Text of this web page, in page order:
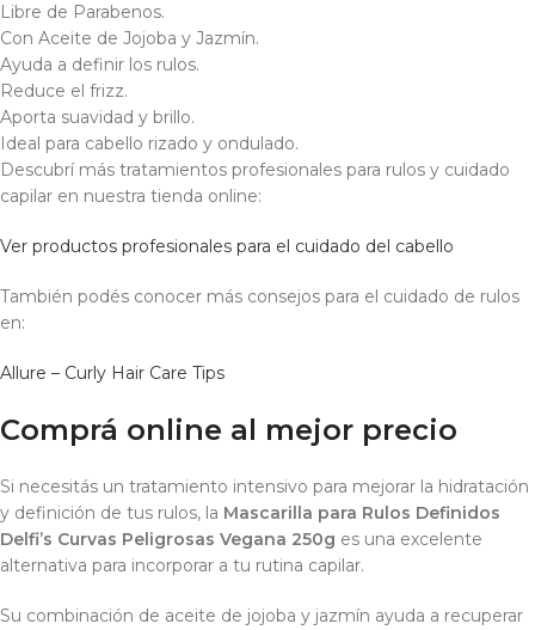
Libre de Parabenos.
Con Aceite de Jojoba y Jazmín.
Ayuda a definir los rulos.
Reduce el frizz.
Aporta suavidad y brillo.
Ideal para cabello rizado y ondulado.
Descubrí más tratamientos profesionales para rulos y cuidado
capilar en nuestra tienda online:
Ver productos profesionales para el cuidado del cabello
También podés conocer más consejos para el cuidado de rulos
en:
Allure – Curly Hair Care Tips
Comprá online al mejor precio
Si necesitás un tratamiento intensivo para mejorar la hidratación
y definición de tus rulos, la Mascarilla para Rulos Definidos
Delfi’s Curvas Peligrosas Vegana 250g es una excelente
alternativa para incorporar a tu rutina capilar.
Su combinación de aceite de jojoba y jazmín ayuda a recuperar